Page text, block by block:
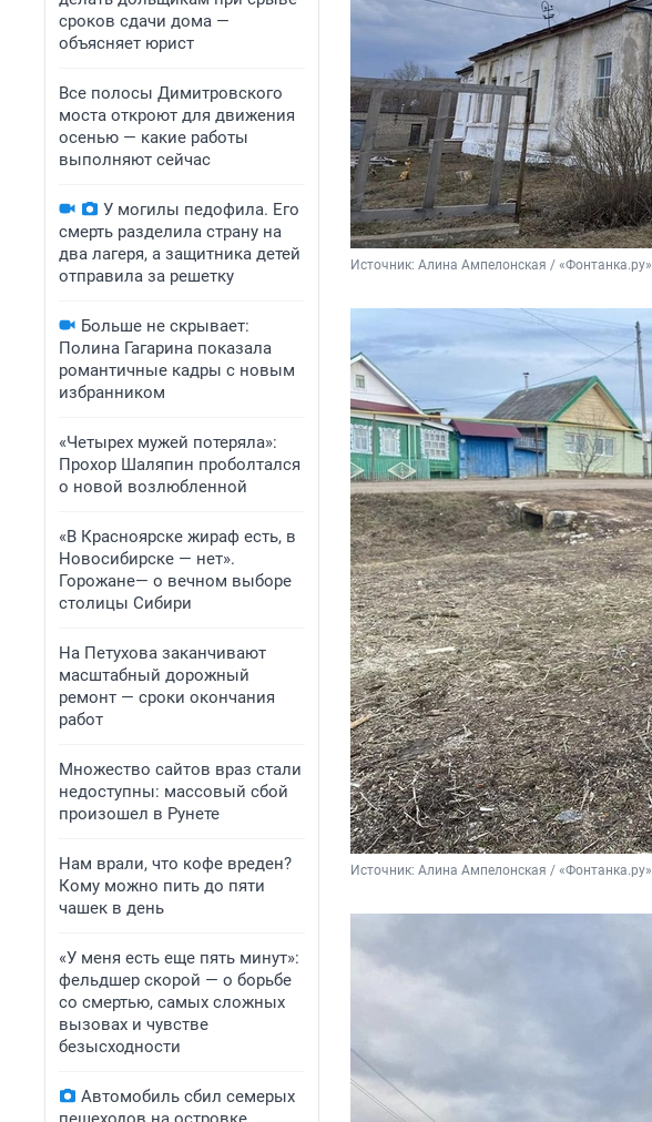
сроков сдачи дома —
объясняет юрист
Все полосы Димитровского
моста откроют для движения
осенью — какие работы
выполняют сейчас
У могилы педофила. Его
смерть разделила страну на
два лагеря, а защитника детей
отправила за решетку
Больше не скрывает:
Полина Гагарина показала
романтичные кадры с новым
избранником
«Четырех мужей потеряла»:
Прохор Шаляпин проболтался
о новой возлюбленной
«В Красноярске жираф есть, в
Новосибирске — нет».
Горожане— о вечном выборе
столицы Сибири
На Петухова заканчивают
масштабный дорожный
ремонт — сроки окончания
работ
Множество сайтов враз стали
недоступны: массовый сбой
произошел в Рунете
Нам врали, что кофе вреден?
Кому можно пить до пяти
чашек в день
«У меня есть еще пять минут»:
фельдшер скорой — о борьбе
со смертью, самых сложных
вызовах и чувстве
безысходности
Автомобиль сбил семерых
Источник: Алина Ампелонская / «Фонтанка.ру»
Источник: Алина Ампелонская / «Фонтанка.ру»